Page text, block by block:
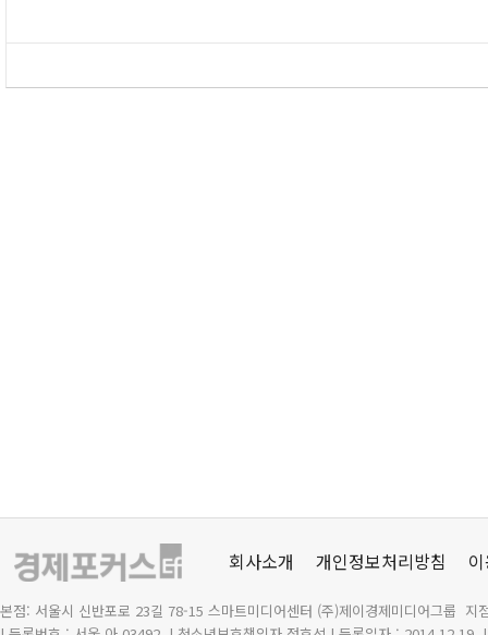
회사소개 개인정보처리방침
본점: 서울시 신반포로 23길 78-15 스마트미디어센터 (주)제이경제미디어그룹 지